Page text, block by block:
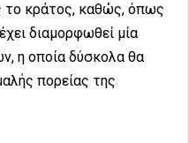
το κράτος, καθώς, όπως
διαμορφωθεί μία
η οποία δύσκολα θα
πορείας της